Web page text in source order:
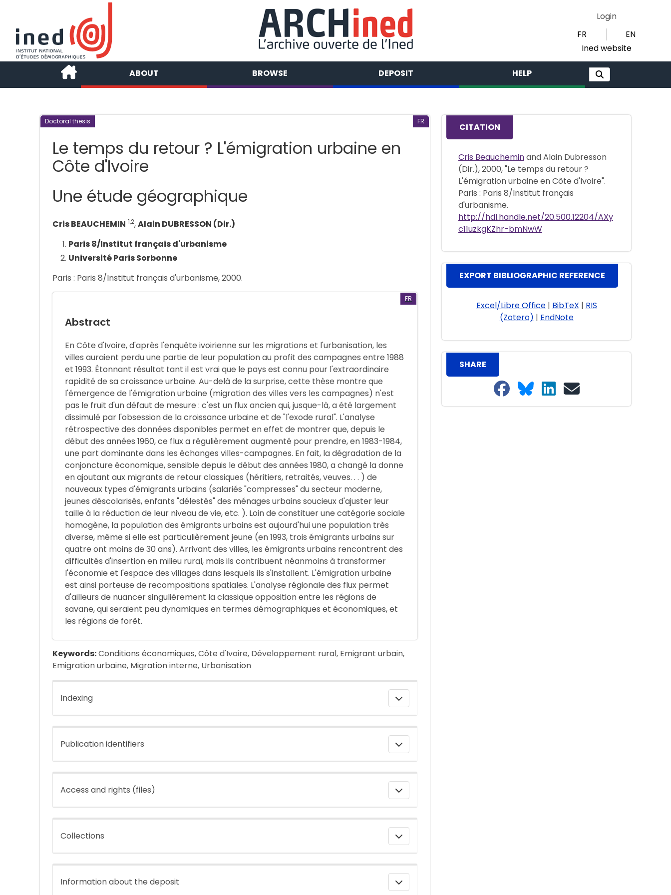
Login
FR
EN
Ined website
ABOUT BROWSE DEPOSIT HELP
Doctoral thesis FR
Le temps du retour ? L'émigration urbaine en
Côte d'Ivoire
Une étude géographique
Cris BEAUCHEMIN 1,2,Alain DUBRESSON (Dir.)
Paris 8/Institut français d'urbanisme
Université Paris Sorbonne
Paris : Paris 8/Institut français d'urbanisme, 2000.
FR
Abstract
En Côte d'Ivoire, d'après l'enquête ivoirienne sur les migrations et l'urbanisation, les
villes auraient perdu une partie de leur population au profit des campagnes entre 1988
et 1993. Étonnant résultat tant il est vrai que le pays est connu pour l'extraordinaire
rapidité de sa croissance urbaine. Au-delà de la surprise, cette thèse montre que
l'émergence de l'émigration urbaine (migration des villes vers les campagnes) n'est
pas le fruit d'un défaut de mesure : c'est un flux ancien qui, jusque-là, a été largement
dissimulé par l'obsession de la croissance urbaine et de "l'exode rural". L'analyse
rétrospective des données disponibles permet en effet de montrer que, depuis le
début des années 1960, ce flux a régulièrement augmenté pour prendre, en 1983-1984,
une part dominante dans les échanges villes-campagnes. En fait, la dégradation de la
conjoncture économique, sensible depuis le début des années 1980, a changé la donne
en ajoutant aux migrants de retour classiques (héritiers, retraités, veuves. . . ) de
nouveaux types d'émigrants urbains (salariés "compresses" du secteur moderne,
jeunes déscolarisés, enfants "délestés" des ménages urbains soucieux d'ajuster leur
taille à la réduction de leur niveau de vie, etc. ). Loin de constituer une catégorie sociale
homogène, la population des émigrants urbains est aujourd'hui une population très
diverse, même si elle est particulièrement jeune (en 1993, trois émigrants urbains sur
quatre ont moins de 30 ans). Arrivant des villes, les émigrants urbains rencontrent des
difficultés d'insertion en milieu rural, mais ils contribuent néanmoins à transformer
l'économie et l'espace des villages dans lesquels ils s'installent. L'émigration urbaine
est ainsi porteuse de recompositions spatiales. L'analyse régionale des flux permet
d'ailleurs de nuancer singulièrement la classique opposition entre les régions de
savane, qui seraient peu dynamiques en termes démographiques et économiques, et
les régions de forêt.
Keywords:Conditions économiques, Côte d'Ivoire, Développement rural, Emigrant urbain,
Emigration urbaine, Migration interne, Urbanisation
Indexing
Publication identifiers
Access and rights (files)
Collections
Information about the deposit
CITATION
Cris Beaucheminand Alain Dubresson
(Dir.), 2000, "Le temps du retour ?
L'émigration urbaine en Côte d'Ivoire".
Paris : Paris 8/Institut français
d'urbanisme.
http://hdl.handle.net/20.500.12204/AXy
c11uzkgKZhr-bmNwW
EXPORT BIBLIOGRAPHIC REFERENCE
Excel/Libre Office| BibTeX | RIS
(Zotero) | EndNote
SHARE
Share on Facebook
Share on Bluesky
Share on LinkedIn
Share on email